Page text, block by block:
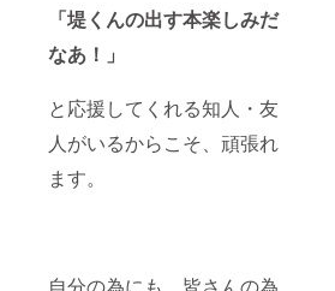
「堤くんの出す本楽しみだ
なあ！」
と応援してくれる知人・友
人がいるからこそ、頑張れ
ます。
自分の為にも、皆さんの為